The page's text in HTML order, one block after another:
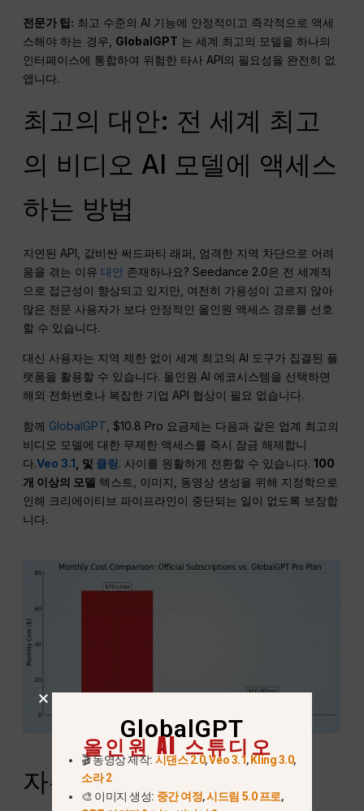
전문가 팁: 최고 수준의 AI 기능에 안정적이고 즉각적으로 액세
스해야 하는 경우, GlobalGPT 는 세계 최고의 모델을 하나의
인터페이스에 통합하여 위험한 타사 API의 필요성을 완전히 없
앱니다.
최고의 대안: 전 세계 최고
의 비디오 AI 모델에 액세스
하는 방법
지연된 API, 값비싼 써드파티 래퍼, 엄격한 지역 차단으로 어려
움을 겪는 이유 대안 존재하나요? Seedance 2.0은 전 세계적
으로 접근성이 향상되고 있지만, 여전히 가용성이 고르지 않아
많은 전문 사용자가 보다 안정적인 올인원 액세스 경로를 선호
할 수 있습니다.
대신 사용자는 지역 제한 없이 세계 최고의 AI 도구가 집결된 플
랫폼을 활용할 수 있습니다. 올인원 AI 에코시스템을 선택하면
해외 전화번호나 복잡한 기업 API 협상이 필요 없습니다.
함께 GlobalGPT , $10.8 Pro 요금제는 다음과 같은 업계 최고의
비디오 모델에 대한 무제한 액세스를 즉시 잠금 해제합니
다.Veo 3.1 , 및 클링. 사이를 원활하게 전환할 수 있습니다.100
개 이상의 모델 텍스트, 이미지, 동영상 생성을 위해 지정학으로
인해 크리에이티브 파이프라인이 중단되는 일이 없도록 보장합
니다.
자주 묻는 질문
GlobalGPT
올인원 AI 스튜디오
🎬 동영상 제작: 시댄스 2.0,Veo 3.1,Kling 3.0,
소라 2
🎨 이미지 생성: 중간 여정,시드림 5.0 프로,